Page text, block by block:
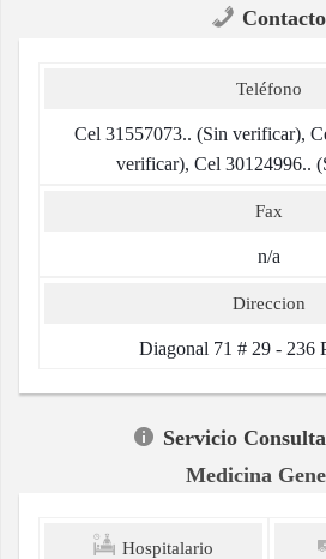
Contacto
Teléfono
Cel 31557073.. (Sin verificar),
verificar), Cel 30124996..
Fax
n/a
Direccion
Diagonal 71 # 29 - 236
Servicio
Medicina
Hospitalario